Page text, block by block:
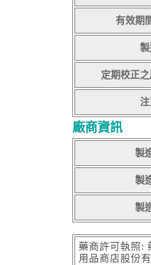
有效期
定期校正
廠商資訊
製
製
製
藥商許可執照:
用品商店股份